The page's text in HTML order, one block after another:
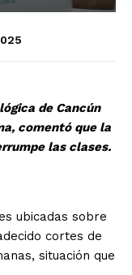
de Cancún
comentó que la
las clases.
ubicadas sobre
cortes de
situación que